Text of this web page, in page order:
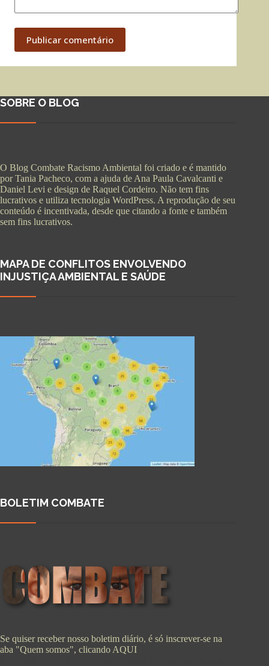
Publicar comentário
SOBRE O BLOG
O Blog Combate Racismo Ambiental foi criado e é mantido
por Tania Pacheco, com a ajuda de Ana Paula Cavalcanti e
Daniel Levi e design de Raquel Cordeiro. Não tem fins
lucrativos e utiliza tecnologia WordPress. A reprodução de seu
conteúdo é incentivada, desde que citando a fonte e também
sem fins lucrativos.
MAPA DE CONFLITOS ENVOLVENDO
INJUSTIÇA AMBIENTAL E SAÚDE
BOLETIM COMBATE
Se quiser receber nosso boletim diário, é só inscrever-se na
aba "Quem somos", clicando AQUI